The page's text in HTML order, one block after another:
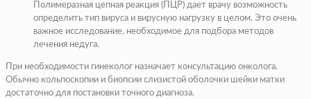
Полимеразная цепная реакция (ПЦР) дает врачу возможность
определить тип вируса и вирусную нагрузку в целом. Это очень
важное исследование, необходимое для подбора методов
лечения недуга.
При необходимости гинеколог назначает консультацию онколога.
Обычно кольпоскопии и биопсии слизистой оболочки шейки матки
достаточно для постановки точного диагноза.